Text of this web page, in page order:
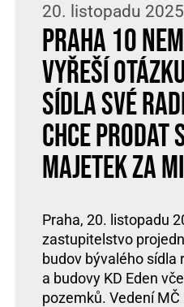
20. listopadu
Praha 10
vyřeší
sídla své
chce prodat
majetek za
Praha, 20. listopadu
zastupitelstvo
budov bývalého sídla
a budovy KD Eden
pozemků. Vedení MČ